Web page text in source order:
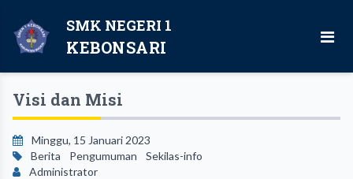
SMK NEGERI 1
KEBONSARI
Visi dan Misi
Minggu, 15 Januari 2023
Berita
Pengumuman
Sekilas-info
Administrator